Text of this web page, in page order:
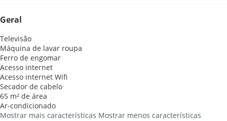
Geral
Televisão
Máquina de lavar roupa
Ferro de engomar
Acesso internet
Acesso internet Wifi
Secador de cabelo
65 m² de área
Ar-condicionado
Mostrar mais características Mostrar menos características